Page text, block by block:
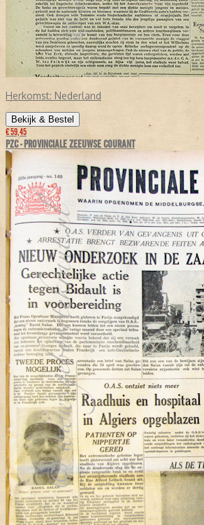
Herkomst: Nederland
Bekijk & Bestel
€ 59,45
PZC - PROVINCIALE ZEEUWSE COURANT